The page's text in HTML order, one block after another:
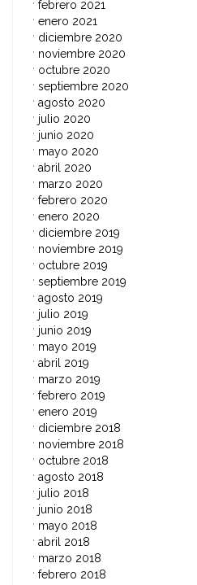
febrero 2021
enero 2021
diciembre 2020
noviembre 2020
octubre 2020
septiembre 2020
agosto 2020
julio 2020
junio 2020
mayo 2020
abril 2020
marzo 2020
febrero 2020
enero 2020
diciembre 2019
noviembre 2019
octubre 2019
septiembre 2019
agosto 2019
julio 2019
junio 2019
mayo 2019
abril 2019
marzo 2019
febrero 2019
enero 2019
diciembre 2018
noviembre 2018
octubre 2018
agosto 2018
julio 2018
junio 2018
mayo 2018
abril 2018
marzo 2018
febrero 2018